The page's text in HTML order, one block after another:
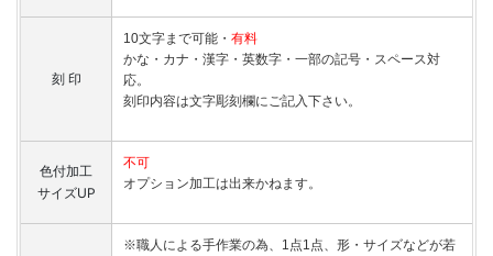
刻 印
10文字まで可能・ 有料
かな・カナ・漢字・英数字・一部の記号・スペース対
応。
刻印内容は文字彫刻欄にご記入下さい。
色付加工
サイズUP
不可
オプション加工は出来かねます。
※職人による手作業の為、1点1点、形・サイズなどが若